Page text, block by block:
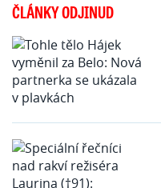
ČLÁNKY ODJINUD